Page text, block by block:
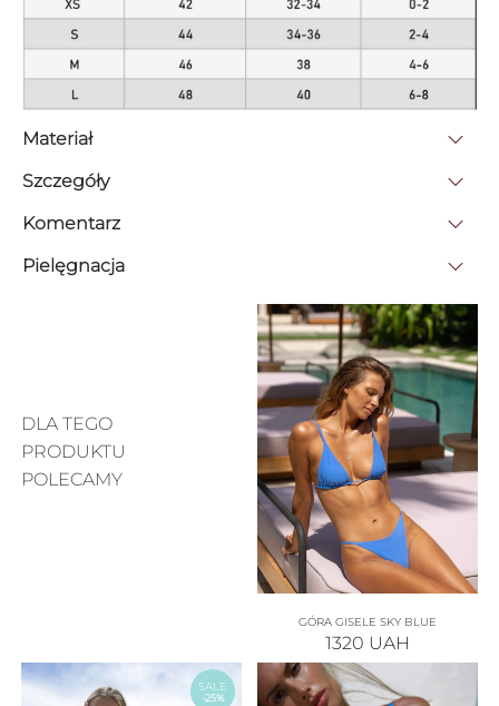
Materiał
Szczegóły
Komentarz
Pielęgnacja
DLA TEGO
PRODUKTU
POLECAMY
GÓRA GISELE SKY BLUE
1320 UAH
SALE
-25%